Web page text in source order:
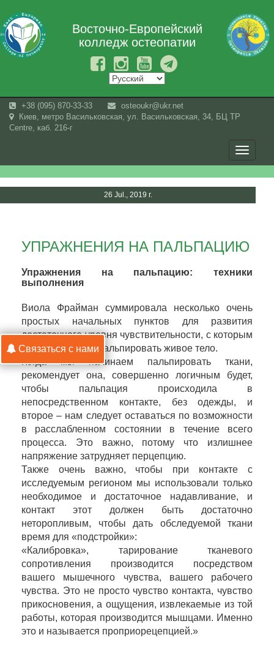
Восточно-Европейский
колледж остеопатии
+38 (095) 870-33-33
osteoukr@ukr.net
Киев, метро Васильковская, ул. Васильковская, 34, БЦ TP
Centre, каб. 216-г
Toggle
26 Jul., 2019 г.
УПРАЖНЕНИЯ НА ПАЛЬПАЦИЮ
Упражнения на пальпацию: техники
выполнения
Виола Фрайман суммировала несколько очень
простых начальных пунктов для развития
достаточного уровня чувствительности, с которым
можно начинать пальпировать живое тело.
Когда мы начинаем пальпировать ткани,
рекомендует она, совершенно логичным будет,
чтобы пальпация происходила в
непосредственном контакте, без одежды, и
второе – нам следует оставаться по возможности
в расслабленном состоянии в течение всего
процесса. Это важно, потому что излишнее
напряжение затрудняет перцепцию.
Также очень важно, чтобы при контакте с
исследуемым регионом мы использовали только
необходимое и достаточное надавливание, и
контакт этот должен быть достаточно
неторопливым, чтобы дать обследуемой ткани
время для «подстройки»:
«Калибровка», тарирование тканевого
сопротивления производится посредством
вашего мышечного чувства, вашего рабочего
чувства. Это не просто чувство контакта, чувство
прикосновения, а ощущения, извлекаемые из той
работы, которая производится мышцами. Именно
это и называется проприорецепцией.»
Связаться с нами